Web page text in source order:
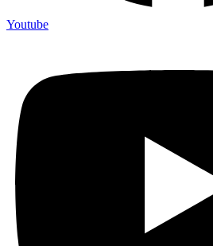
Youtube